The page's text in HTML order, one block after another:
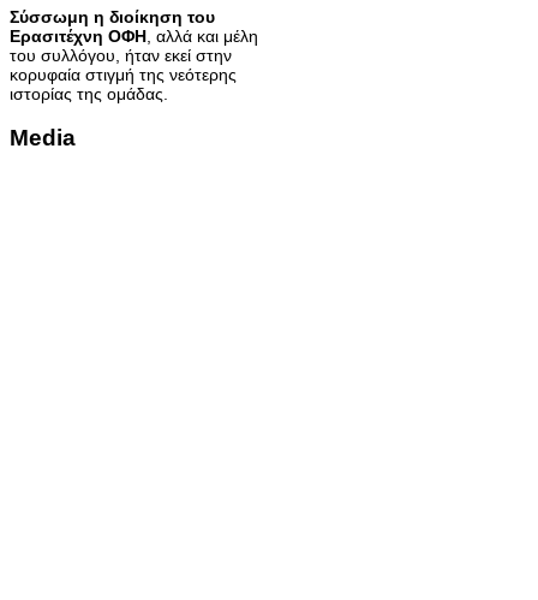
Σύσσωμη η διοίκηση του
Ερασιτέχνη ΟΦΗ , αλλά και μέλη
του συλλόγου, ήταν εκεί στην
κορυφαία στιγμή της νεότερης
ιστορίας της ομάδας.
Media